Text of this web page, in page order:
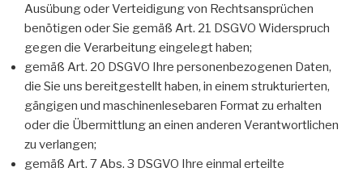
Ausübung oder Verteidigung von Rechtsansprüchen
benötigen oder Sie gemäß Art. 21 DSGVO Widerspruch
gegen die Verarbeitung eingelegt haben;
gemäß Art. 20 DSGVO Ihre personenbezogenen Daten,
die Sie uns bereitgestellt haben, in einem strukturierten,
gängigen und maschinenlesebaren Format zu erhalten
oder die Übermittlung an einen anderen Verantwortlichen
zu verlangen;
gemäß Art. 7 Abs. 3 DSGVO Ihre einmal erteilte